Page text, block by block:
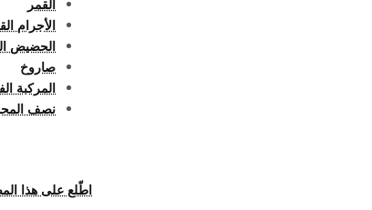
القمر
الأجرام
الحضيض
صاروخ
المركبة
نصف
اطّلع على هذا